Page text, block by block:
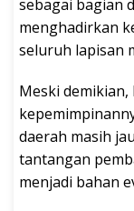
sebagai bagian
menghadirkan
seluruh lapisan
Meski
daerah masih
tantangan
menjadi bahan